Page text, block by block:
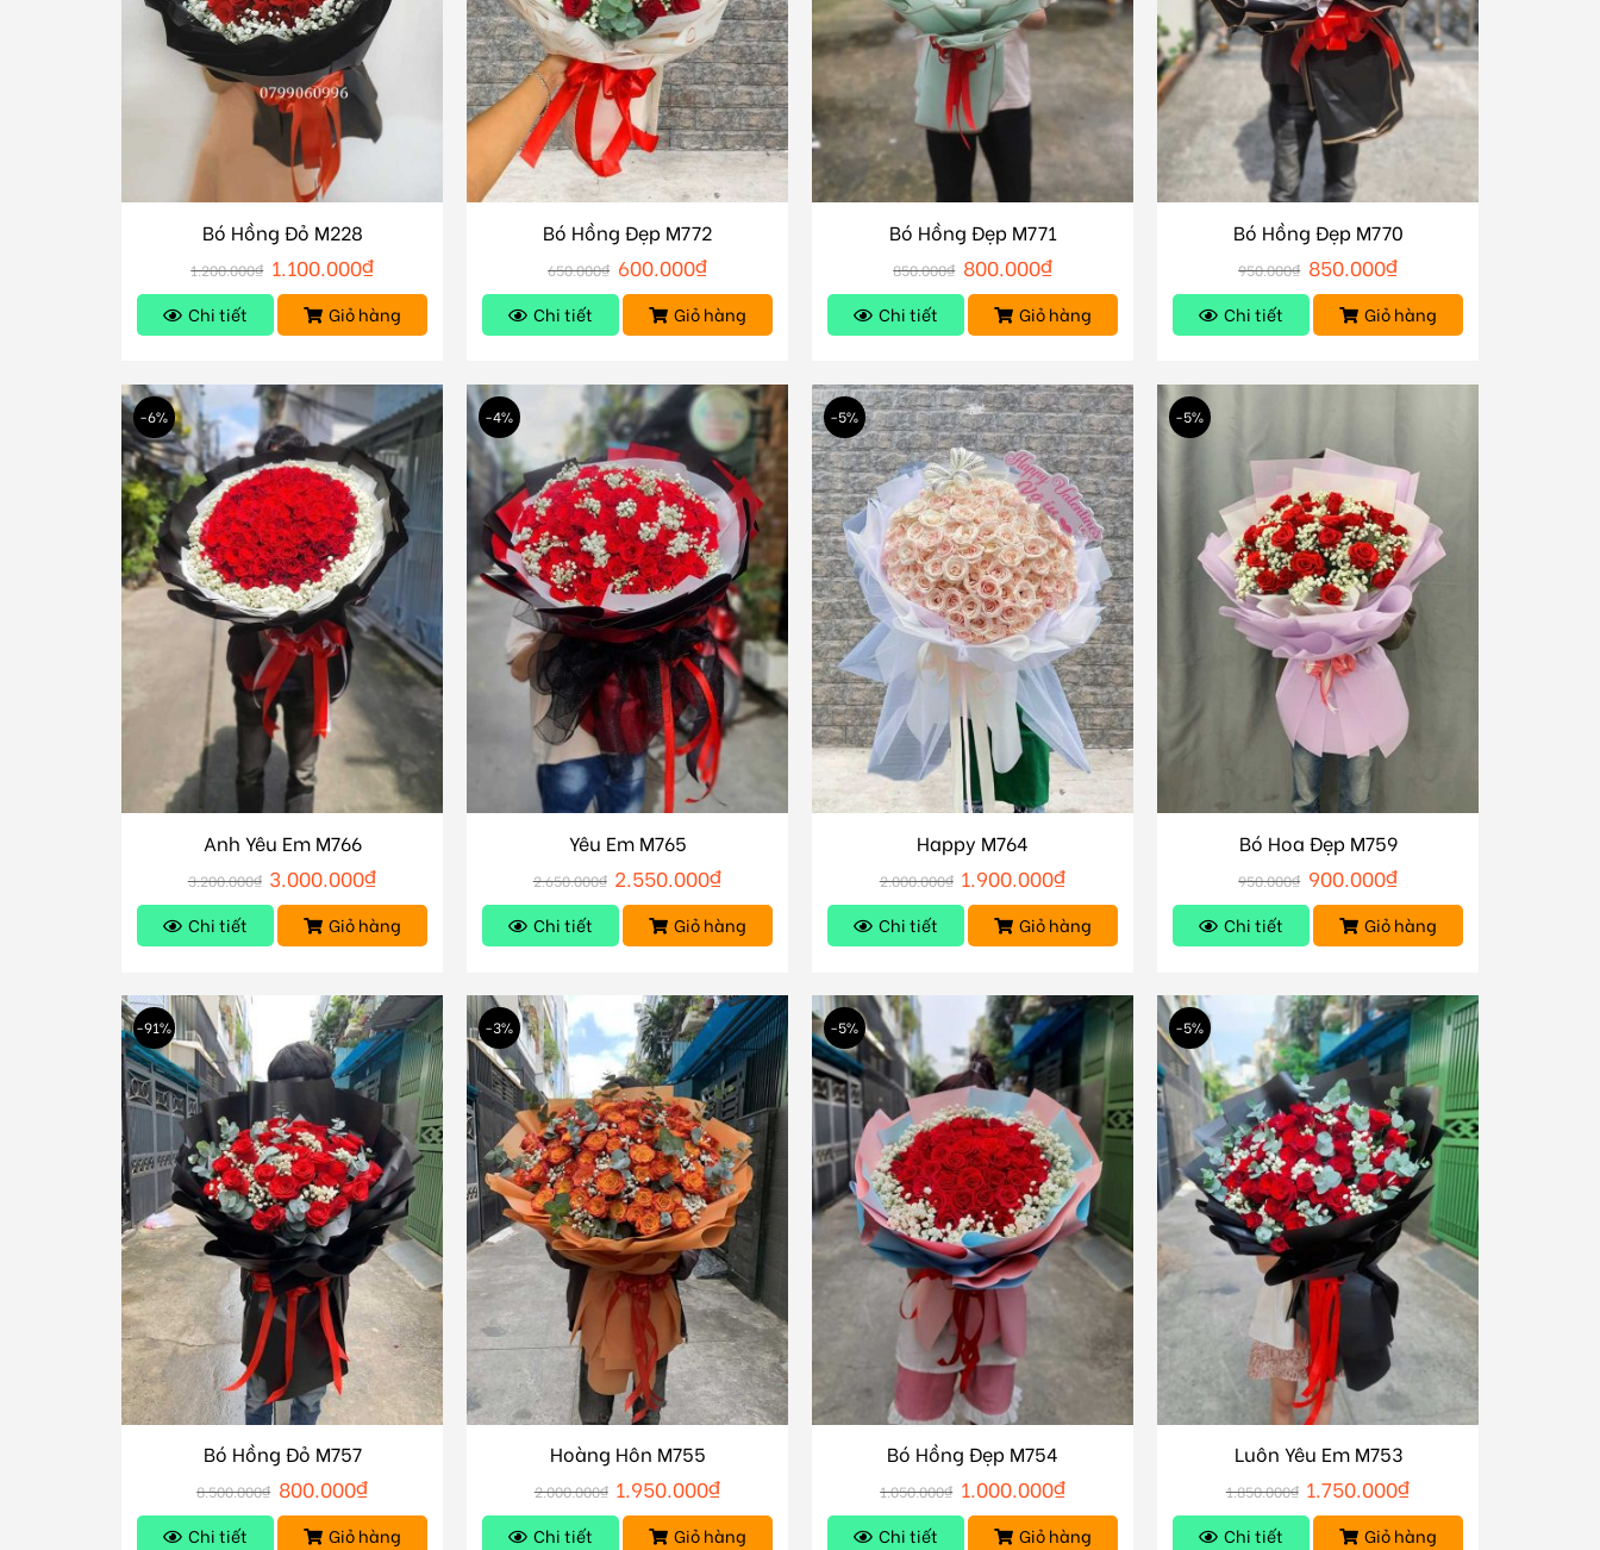
Bó Hồng Đỏ M228
1.200.000₫ 1.100.000₫
Chi tiết Giỏ hàng
Bó Hồng Đẹp M772
650.000₫ 600.000₫
Chi tiết Giỏ hàng
Bó Hồng Đẹp M771
850.000₫ 800.000₫
Chi tiết Giỏ hàng
Bó Hồng Đẹp M770
950.000₫ 850.000₫
Chi tiết Giỏ hàng
-6%
Anh Yêu Em M766
3.200.000₫ 3.000.000₫
Chi tiết Giỏ hàng
-4%
Yêu Em M765
2.650.000₫ 2.550.000₫
Chi tiết Giỏ hàng
-5%
Happy M764
2.000.000₫ 1.900.000₫
Chi tiết Giỏ hàng
-5%
Bó Hoa Đẹp M759
950.000₫ 900.000₫
Chi tiết Giỏ hàng
-91%
Bó Hồng Đỏ M757
8.500.000₫ 800.000₫
Chi tiết Giỏ hàng
-3%
Hoàng Hôn M755
2.000.000₫ 1.950.000₫
Chi tiết Giỏ hàng
-5%
Bó Hồng Đẹp M754
1.050.000₫ 1.000.000₫
Chi tiết Giỏ hàng
-5%
Luôn Yêu Em M753
1.850.000₫ 1.750.000₫
Chi tiết Giỏ hàng